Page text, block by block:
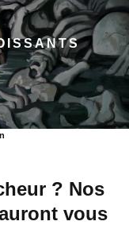
? Nos
vous